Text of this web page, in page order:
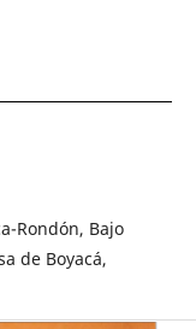
Rondón, Bajo
de Boyacá,